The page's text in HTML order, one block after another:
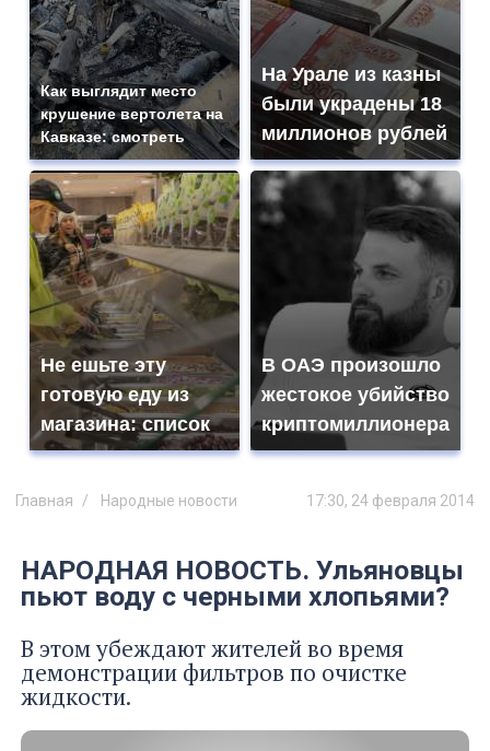
Как выглядит место
крушение вертолета на
Кавказе: смотреть
На Урале из казны
были украдены 18
миллионов рублей
Не ешьте эту
готовую еду из
магазина: список
В ОАЭ произошло
жестокое убийство
криптомиллионера
Главная Народные новости 17:30, 24 февраля 2014
НАРОДНАЯ НОВОСТЬ. Ульяновцы
пьют воду с черными хлопьями?
В этом убеждают жителей во время
демонстрации фильтров по очистке
жидкости.